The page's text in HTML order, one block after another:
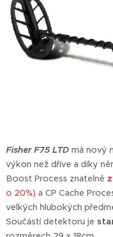
Fisher F75 LTD má nový
výkon než dříve a díky
Boost Process znatelně
o 20%) a CP Cache
velkých hlubokých
Součástí detektoru je